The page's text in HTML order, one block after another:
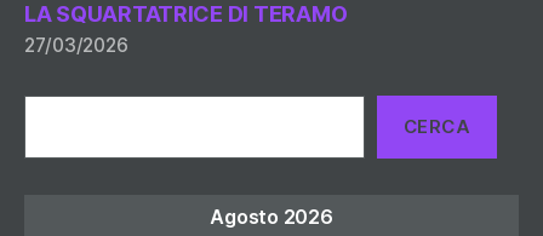
LA SQUARTATRICE DI TERAMO
27/03/2026
CERCA
Agosto 2026